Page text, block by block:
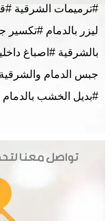
#ترميمات الشرقية
ليزر بالدمام #تكسير
بالشرقية #اصباغ
جبس الدمام
#بديل الخشب بالدمام
تواصل معنا